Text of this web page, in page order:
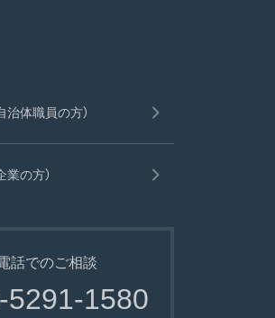
治体職員の方）
業の方）
話でのご相談
5291-1580